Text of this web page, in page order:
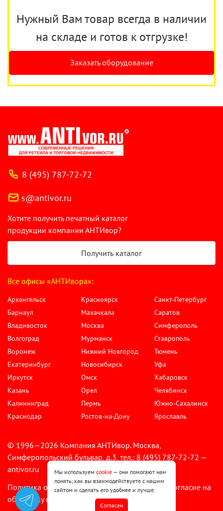
Нужный Вам товар всегда в наличии
на складе и готов к отгрузке!
Заказать оборудование
8 (495) 787-72-72
s@antivor.ru
Хотите получить печатный каталог
продукции компании АНТИвор?
Получить каталог
Все офисы «АНТИвора»:
Архангельск
Барнаул
Владивосток
Волгоград
Воронеж
Екатеринбург
Иркутск
Казань
Калининград
Краснодар
Красноярск
Махачкала
Москва
Мурманск
Нижний Новгород
Новосибирск
Омск
Орел
Пермь
Ростов-на-Дону
Санкт-Петербург
Саратов
Симферополь
Ставрополь
Тюмень
Уфа
Хабаровск
Челябинск
Южно-Сахалинск
Ярославль
© 1996—2026 Компания АНТИвор. Москва,
Симферопольский бульвар, д.3, тел.: 8 (495) 787-72-72 —
antivor.ru
Политика обработки персональных данных
Согласие на
обработку персональных данных
Мы используем cookie — они помогают нам
понять, как вы взаимодействуете с нашим
сайтом и сделать его удобнее и лучше.
Cогласен